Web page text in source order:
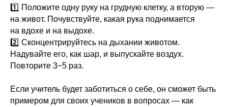
1️⃣ Положите одну руку на грудную клетку, а вторую —
на живот. Почувствуйте, какая рука поднимается
на вдохе и на выдохе.
2️⃣ Сконцентрируйтесь на дыхании животом.
Надувайте его, как шар, и выпускайте воздух.
Повторите 3−5 раз.
Если учитель будет заботиться о себе, он сможет быть
примером для своих учеников в вопросах — как